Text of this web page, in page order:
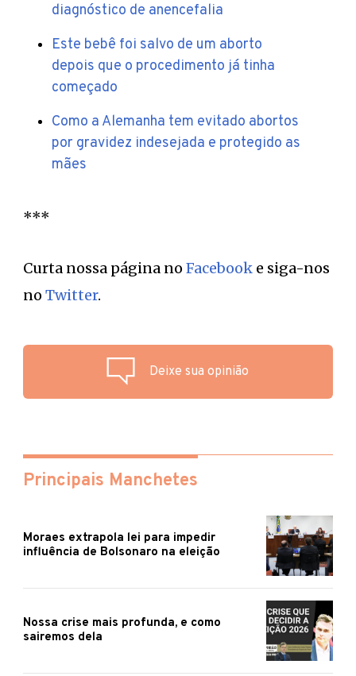
diagnóstico de anencefalia
Este bebê foi salvo de um aborto
depois que o procedimento já tinha
começado
Como a Alemanha tem evitado abortos
por gravidez indesejada e protegido as
mães
***
Curta nossa página no Facebook e siga-nos
no Twitter.
Deixe sua opinião
Principais Manchetes
Moraes extrapola lei para impedir
influência de Bolsonaro na eleição
Nossa crise mais profunda, e como
sairemos dela